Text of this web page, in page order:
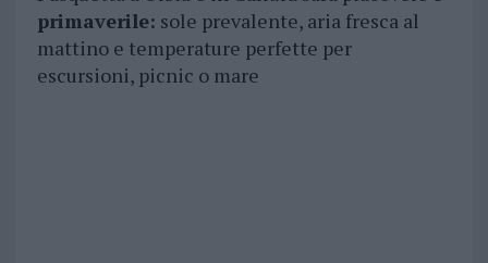
primaverile: sole prevalente, aria fresca al
mattino e temperature perfette per
escursioni, picnic o mare